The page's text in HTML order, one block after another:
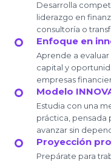
Desarrolla
liderazgo en
consultoría o
Enfoque en
Aprende a
capital y
empresas
Modelo
Estudia con una
práctica, pensada
avanzar sin
Proyección
Prepárate para